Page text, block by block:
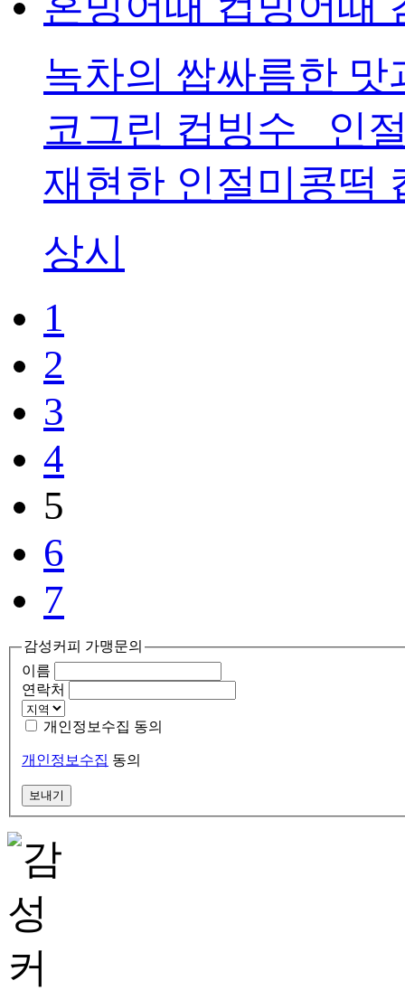
녹차의 쌉싸름한
코그린 컵빙수 인
재현한 인절미콩떡
상시
1
2
3
4
5
6
7
감성커피 가맹문의
이름
연락처
개인정보수집 동의
개인정보수집 동의
보내기